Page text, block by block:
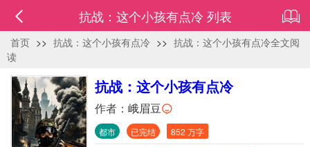
抗战：这个小孩有点冷 列表
首页 >> 抗战：这个小孩有点冷 >> 抗战：这个小孩有点冷全文阅
读
抗战：这个小孩有点冷
作者： 峨眉豆
都市 已完结 852 万字